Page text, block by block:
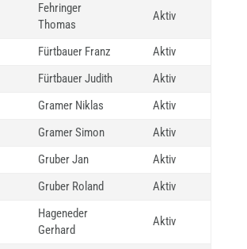
Fehringer
Thomas
Aktiv
Fürtbauer Franz
Aktiv
Fürtbauer Judith
Aktiv
Gramer Niklas
Aktiv
Gramer Simon
Aktiv
Gruber Jan
Aktiv
Gruber Roland Aktiv
Hageneder
Gerhard
Aktiv